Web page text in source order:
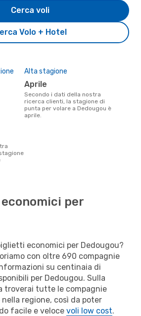
Volo + Hotel
Cerca voli
Alta stagione
aprile
Secondo i dati della nostra
ricerca clienti, la stagione di
punta per volare a Dedougou è
aprile.
per
economici per Dedougou?
con oltre 690 compagnie
su centinaia di
per Dedougou. Sulla
troverai tutte le compagnie
regione, così da poter
facile e veloce voli low cost.